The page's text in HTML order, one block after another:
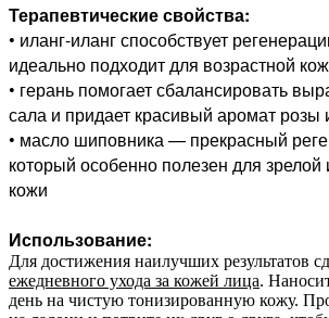
Терапевтические свойства:
• иланг-иланг способствует
идеально подходит для возрастной
• герань помогает сбалансировать
сала и придает красивый аромат розы
• масло шиповника — прекрасный
который особенно полезен для
кожи
Использование:
Для достижения наилучших результатов
ежедневного ухода за кожей лица.
день на чистую тонизированную кожу.